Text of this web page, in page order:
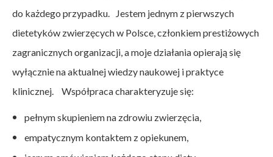
do każdego przypadku. Jestem jednym z pierwszych
dietetyków zwierzęcych w Polsce, członkiem prestiżowych
zagranicznych organizacji, a moje działania opierają się
wyłącznie na aktualnej wiedzy naukowej i praktyce
klinicznej. Współpraca charakteryzuje się:
pełnym skupieniem na zdrowiu zwierzęcia,
empatycznym kontaktem z opiekunem,